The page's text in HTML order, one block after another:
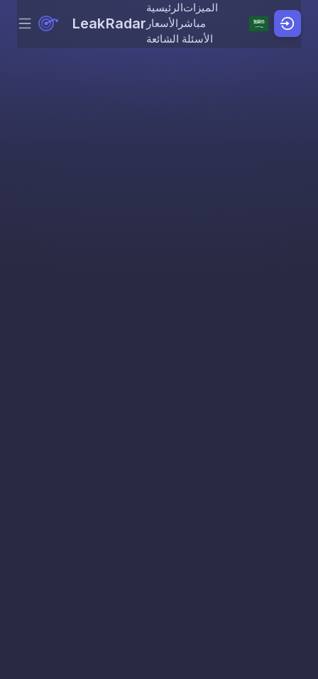
Skip to content
Menu LeakRadar
الرئيسيةالميزات
الأسعار مباشر
الأسئلة الشائعة